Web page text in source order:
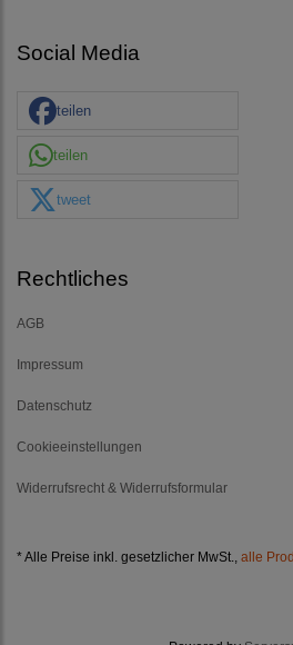
Social Media
teilen
teilen
tweet
Rechtliches
AGB
Impressum
Datenschutz
Cookieeinstellungen
Widerrufsrecht & Widerrufsformular
* Alle Preise inkl. gesetzlicher MwSt., alle